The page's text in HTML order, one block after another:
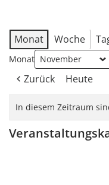
Monat Woche
Monat
Zurück Heute
In diesem Zeitraum